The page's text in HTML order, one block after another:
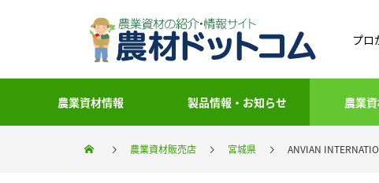
プロ
農業資材情報 製品情報・お知らせ 農業
農業資材販売店 宮城県 ANVIAN